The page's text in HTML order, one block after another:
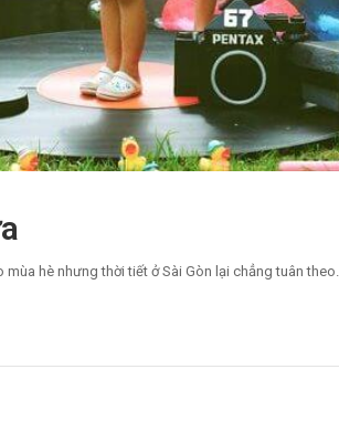
hè nhưng thời tiết ở Sài Gòn lại chẳng tuân theo…